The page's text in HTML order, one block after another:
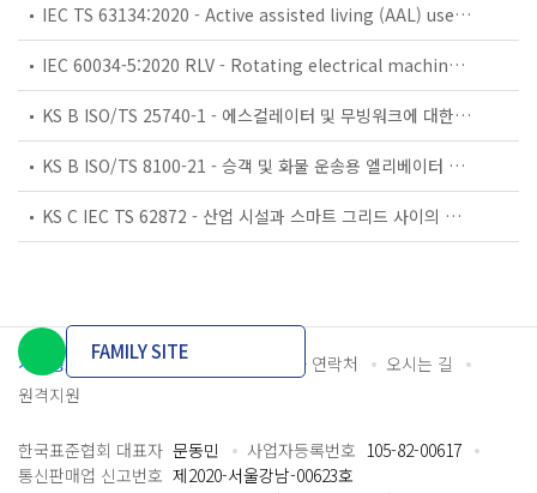
IEC TS 63134:2020 - Active assisted living (AAL) use cases
IEC 60034-5:2020 RLV - Rotating electrical machines - Part 5: Degrees of protection provided by the integral design of rotating electrical machines (IP code) - Classification
KS B ISO/TS 25740-1 - 에스컬레이터 및 무빙워크에 대한 안전요건 — 제1부: 세계공통 필수 안전요건(GESRs)
KS B ISO/TS 8100-21 - 승객 및 화물 운송용 엘리베이터 —제21부: 세계공통 필수안전요건(GESRs)을 충족하는 세계공통 안전 파라미터(GSPs)
KS C IEC TS 62872 - 산업 시설과 스마트 그리드 사이의 산업 공정 측정, 제어 및 자동화 시스템 인터페이스
개인정보처리방침 이용약관 담당자 연락처
오시는 길
원격지원
FAMILY SITE
한국표준협회 대표자 문동민 사업자등록번호 105-82-00617
통신판매업 신고번호 제2020-서울강남-00623호